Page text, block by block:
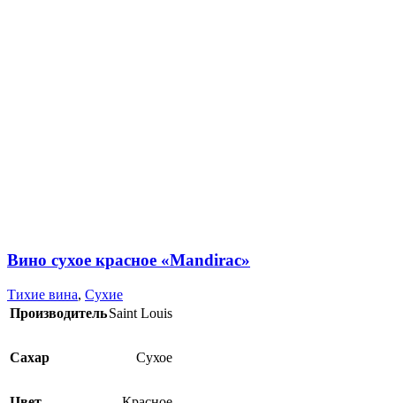
Вино сухое красное «Mandirac»
Тихие вина, Сухие
ПроизводительSaint Louis
Сахар Сухое